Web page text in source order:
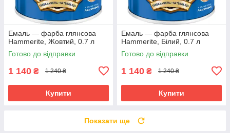
Емаль — фарба глянсова
Hammerite, Жовтий, 0.7 л
Готово до відправки
1 140 ₴ 1 240 ₴
Купити
Емаль — фарба глянсова
Hammerite, Білий, 0.7 л
Готово до відправки
1 140 ₴ 1 240 ₴
Купити
Показати ще